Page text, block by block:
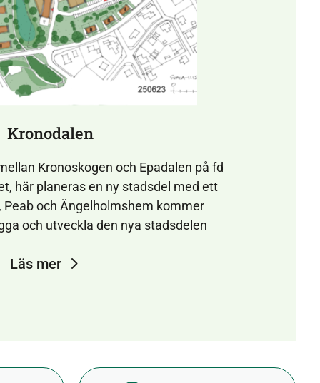
Kronodalen
Kronoskogen och Epadalen på fd
här planeras en ny stadsdel med ett
Peab och Ängelholmshem kommer
och utveckla den nya stadsdelen
Läs mer